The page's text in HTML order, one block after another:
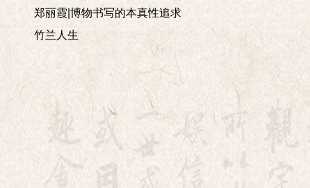
郑丽霞|博物书写的本真性追求
竹兰人生